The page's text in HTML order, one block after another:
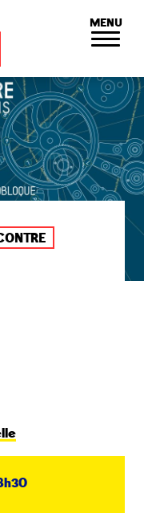
MENU